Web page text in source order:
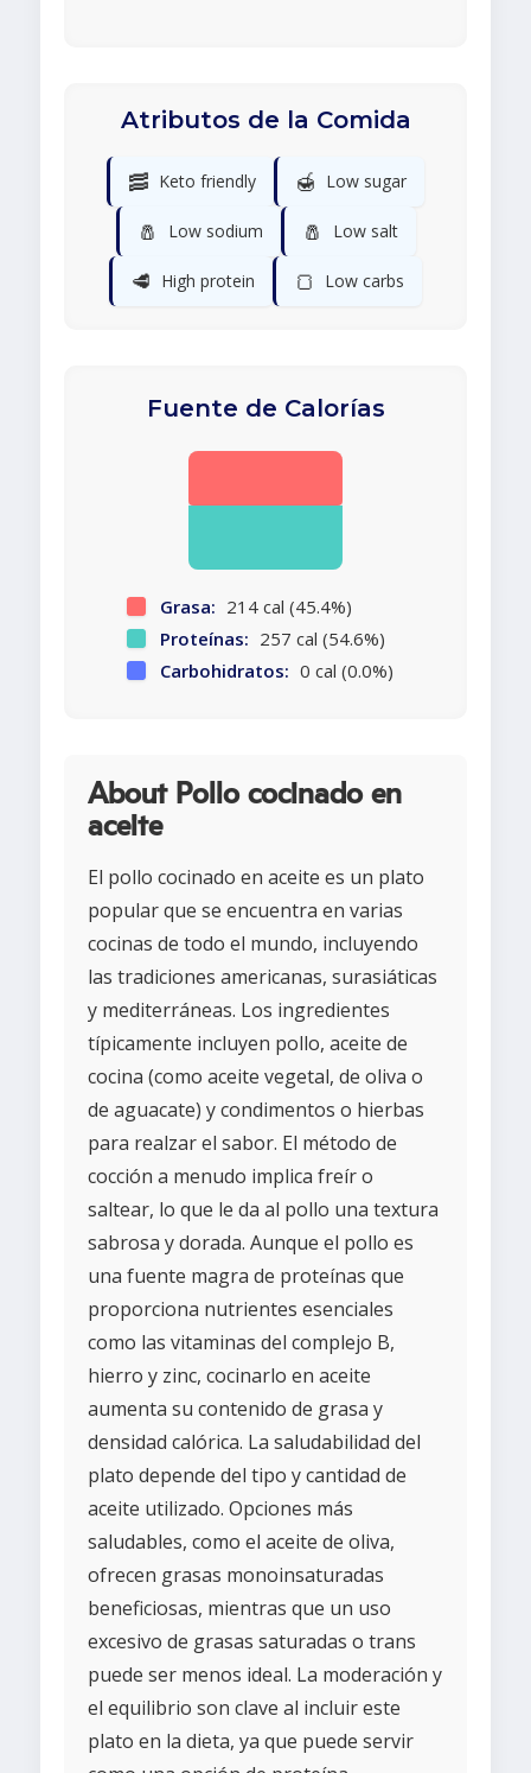
Atributos de la Comida
🥓 Keto friendly 🍯 Low sugar
🧂 Low sodium 🧂 Low salt
🥩 High protein 🍞 Low carbs
Fuente de Calorías
Grasa: 214 cal (45.4%)
Proteínas: 257 cal (54.6%)
Carbohidratos: 0 cal (0.0%)
About Pollo cocinado en
aceite
El pollo cocinado en aceite es un plato
popular que se encuentra en varias
cocinas de todo el mundo, incluyendo
las tradiciones americanas, surasiáticas
y mediterráneas. Los ingredientes
típicamente incluyen pollo, aceite de
cocina (como aceite vegetal, de oliva o
de aguacate) y condimentos o hierbas
para realzar el sabor. El método de
cocción a menudo implica freír o
saltear, lo que le da al pollo una textura
sabrosa y dorada. Aunque el pollo es
una fuente magra de proteínas que
proporciona nutrientes esenciales
como las vitaminas del complejo B,
hierro y zinc, cocinarlo en aceite
aumenta su contenido de grasa y
densidad calórica. La saludabilidad del
plato depende del tipo y cantidad de
aceite utilizado. Opciones más
saludables, como el aceite de oliva,
ofrecen grasas monoinsaturadas
beneficiosas, mientras que un uso
excesivo de grasas saturadas o trans
puede ser menos ideal. La moderación y
el equilibrio son clave al incluir este
plato en la dieta, ya que puede servir